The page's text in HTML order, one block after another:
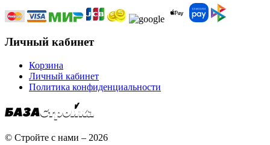
Личный кабинет
Корзина
Личный кабинет
Политика конфиденциальности
© Стройте с нами – 2026